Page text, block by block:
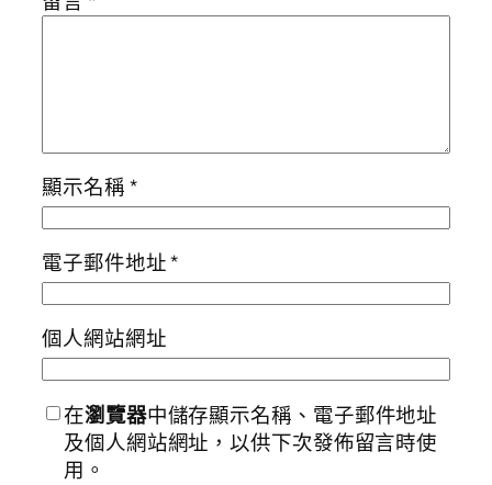
顯示名稱*
電子郵件地址*
個人網站網址
在瀏覽器中儲存顯示名稱、電子郵件地址
及個人網站網址，以供下次發佈留言時使
用。